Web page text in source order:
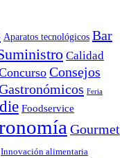
Aparatos tecnológicos Bar
Calidad
Consejos
Feria
Foodservice
Gourmet
Innovación alimentaria